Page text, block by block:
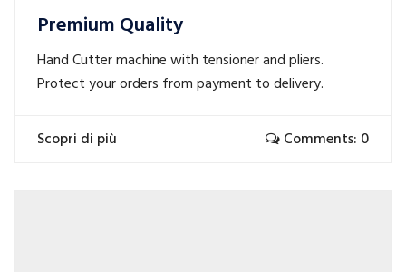
Premium Quality
Hand Cutter machine with tensioner and pliers.
Protect your orders from payment to delivery.
Scopri di più Comments: 0